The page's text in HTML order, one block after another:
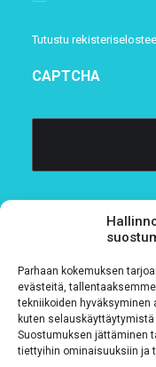
Parhaan kokemuksen
evästeitä,
tekniikoiden
kuten
Suostumuksen jättäminen
tiettyihin ominaisuuksiin ja
Tutustu
CAPTCHA